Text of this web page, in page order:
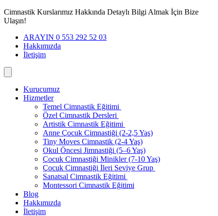
İçeriğe
geç
Cimnastik Kurslarımız Hakkında Detaylı Bilgi Almak İçin Bize
Ulaşın!
ARAYIN 0 553 292 52 03
Hakkımızda
İletişim
Kurucumuz
Hizmetler
Temel Cimnastik Eğitimi
Özel Cimnastik Dersleri
Artistik Cimnastik Eğitimi
Anne Çocuk Cimnastiği (2-2,5 Yaş)
Tiny Moves Cimnastik (2-4 Yaş)
Okul Öncesi Jimnastiği (5–6 Yaş)
Çocuk Cimnastiği Minikler (7-10 Yaş)
Çocuk Cimnastiği İleri Seviye Grup
Sanatsal Cimnastik Eğitimi
Montessori Cimnastik Eğitimi
Blog
Hakkımızda
İletişim